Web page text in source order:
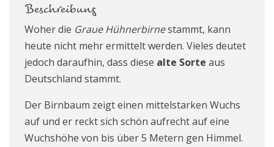
Beschreibung
Woher die Graue Hühnerbirnestammt, kann
heute nicht mehr ermittelt werden. Vieles deutet
jedoch daraufhin, dass diese alte Sorte aus
Deutschland stammt.
Der Birnbaum zeigt einen mittelstarken Wuchs
auf und er reckt sich schön aufrecht auf eine
Wuchshöhe von bis über 5 Metern gen Himmel.